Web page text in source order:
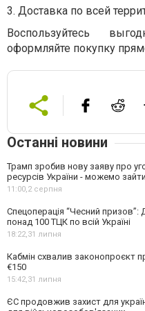
3. Доставка по всей
Воспользуйтесь
оформляйте покупку
Останні новини
Трамп зробив нову заяву про
ресурсів України - можемо
11:00,2 серпня
Спецоперація “Чесний
понад 100 ТЦК по всій Україні
18:22,31 липня
Кабмін схвалив законопроєкт
€150
15:42,31 липня
ЄС продовжив захист для